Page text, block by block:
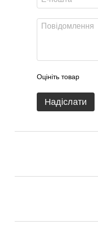
Оцініть товар
Надіслати